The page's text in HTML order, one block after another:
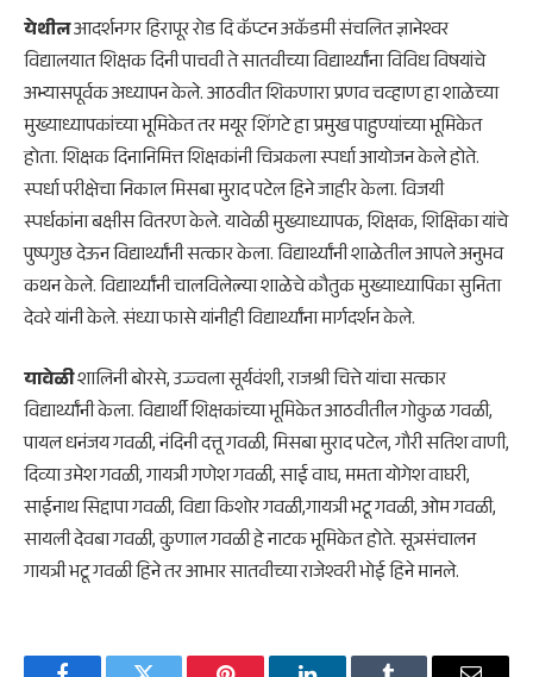
येथीलआदर्शनगर हिरापूर रोड दि कॅप्टन अकॅडमी संचलित ज्ञानेश्वर
विद्यालयात शिक्षक दिनी पाचवी ते सातवीच्या विद्यार्थ्यांना विविध विषयांचे
अभ्यासपूर्वक अध्यापन केले. आठवीत शिकणारा प्रणव चव्हाण हा शाळेच्या
मुख्याध्यापकांच्या भूमिकेत तर मयूर शिंगटे हा प्रमुख पाहुण्यांच्या भूमिकेत
होता. शिक्षक दिनानिमित्त शिक्षकांनी चित्रकला स्पर्धा आयोजन केले होते.
स्पर्धा परीक्षेचा निकाल मिसबा मुराद पटेल हिने जाहीर केला. विजयी
स्पर्धकांना बक्षीस वितरण केले. यावेळी मुख्याध्यापक, शिक्षक, शिक्षिका यांचे
पुष्पगुछ देऊन विद्यार्थ्यांनी सत्कार केला. विद्यार्थ्यांनी शाळेतील आपले अनुभव
कथन केले. विद्यार्थ्यांनी चालविलेल्या शाळेचे कौतुक मुख्याध्यापिका सुनिता
देवरे यांनी केले. संध्या फासे यांनीही विद्यार्थ्यांना मार्गदर्शन केले.
यावेळीशालिनी बोरसे, उज्ज्वला सूर्यवंशी, राजश्री चित्ते यांचा सत्कार
विद्यार्थ्यांनी केला. विद्यार्थी शिक्षकांच्या भूमिकेत आठवीतील गोकुळ गवळी,
पायल धनंजय गवळी, नंदिनी दत्तू गवळी, मिसबा मुराद पटेल, गौरी सतिश वाणी,
दिव्या उमेश गवळी, गायत्री गणेश गवळी, साई वाघ, ममता योगेश वाघरी,
साईनाथ सिद्दापा गवळी, विद्या किशोर गवळी,गायत्री भटू गवळी, ओम गवळी,
सायली देवबा गवळी, कुणाल गवळी हे नाटक भूमिकेत होते. सूत्रसंचालन
गायत्री भटू गवळी हिने तर आभार सातवीच्या राजेश्वरी भोई हिने मानले.